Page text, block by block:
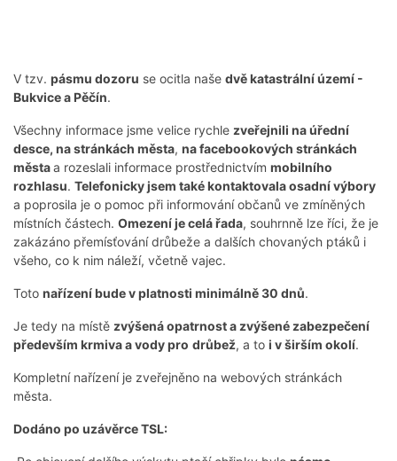
V tzv. pásmu dozoru se ocitla naše dvě katastrální území -
Bukvice a Pěčín.
Všechny informace jsme velice rychle zveřejnili na úřední
desce, na stránkách města, na facebookových stránkách
městaa rozeslali informace prostřednictvím mobilního
rozhlasu. Telefonicky jsem také kontaktovala osadní výbory
a poprosila je o pomoc při informování občanů ve zmíněných
místních částech. Omezení je celá řada, souhrnně lze říci, že je
zakázáno přemísťování drůbeže a dalších chovaných ptáků i
všeho, co k nim náleží, včetně vajec.
Toto nařízení bude v platnosti minimálně 30 dnů.
Je tedy na místě zvýšená opatrnost a zvýšené zabezpečení
především krmiva a vody pro drůbež, a to i v širším okolí.
Kompletní nařízení je zveřejněno na webových stránkách
města.
Dodáno po uzávěrce TSL: